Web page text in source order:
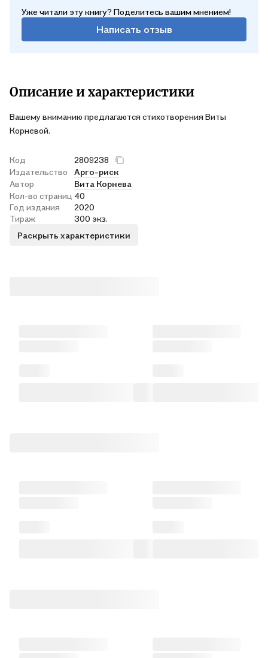
Уже читали эту книгу? Поделитесь вашим мнением!
Написать отзыв
Описание и характеристики
Вашему вниманию предлагаются стихотворения Виты
Корневой.
Код
2809238
Издательство
Арго-риск
Автор
Вита Корнева
Кол-во страниц 40
Год издания
2020
Тираж
300 экз.
Раскрыть характеристики